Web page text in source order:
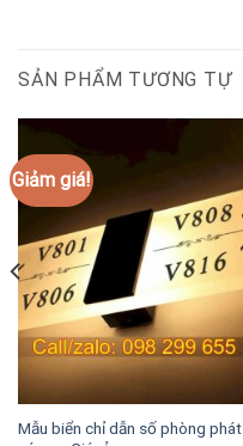
SẢN PHẨM TƯƠNG TỰ
Giảm giá!
Mẫu biển chỉ dẫn số phòng phát